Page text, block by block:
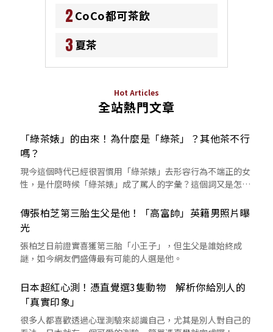
2CoCo都可茶飲
3夏茶
Hot Articles
全站熱門文章
「綠茶婊」的由來！為什麼是「綠茶」？其他茶不行
嗎？
現今這個時代已經很習慣用「綠茶婊」去形容行為不端正的女
性，是什麼時候「綠茶婊」成了罵人的字彙？這個詞又是怎麼
傳張柏芝第三胎生父是他！「高富帥」英籍男照片曝
光
張柏芝日前證實喜獲第三胎「小王子」，但生父是誰始終成
謎，如今網友們盛傳最有可能的人選是他。
日本超紅心測！憑直覺選3隻動物 解析你給別人的
「真實印象」
很多人都喜歡透過心理測驗來認識自己，尤其是別人對自己的